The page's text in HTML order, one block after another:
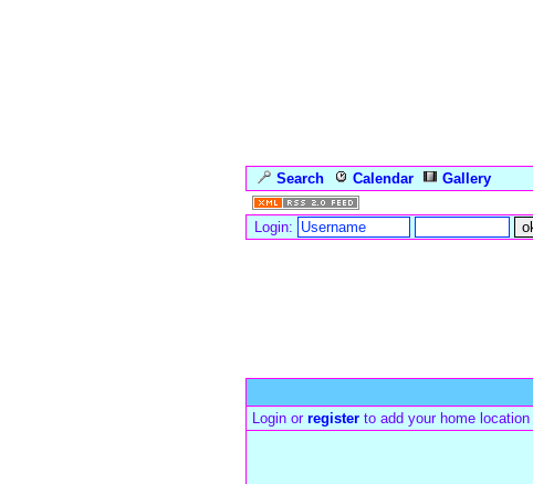
Search Calendar Gallery
Login:
Login or register to add your home